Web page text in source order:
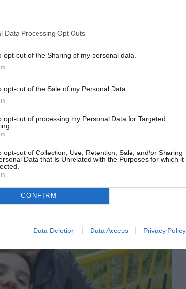
Data Processing Opt Outs
opt-out of the Sharing of my personal data.
opt-out of the Sale of my Personal Data.
opt-out of processing my Personal Data for Targeted
opt-out of Collection, Use, Retention, Sale, and/or Sharing
Data that Is Unrelated with the Purposes for which it
CONFIRM
Data Deletion Data Access Privacy Policy
într-o vacanță în Veneția și făcea parte
turistice ale orașului. Seara au luat
erau cazați. Nu au mai ajuns.
căzut în gol la Mestre: „S-a